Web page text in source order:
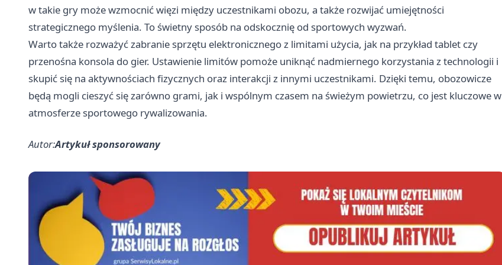
w takie gry może wzmocnić więzi między uczestnikami obozu, a także rozwijać umiejętności
strategicznego myślenia. To świetny sposób na odskocznię od sportowych wyzwań.
Warto także rozważyć zabranie sprzętu elektronicznego z limitami użycia, jak na przykład tablet czy
przenośna konsola do gier. Ustawienie limitów pomoże uniknąć nadmiernego korzystania z technologii i
skupić się na aktywnościach fizycznych oraz interakcji z innymi uczestnikami. Dzięki temu, obozowicze
będą mogli cieszyć się zarówno grami, jak i wspólnym czasem na świeżym powietrzu, co jest kluczowe w
atmosferze sportowego rywalizowania.
Autor:Artykuł sponsorowany